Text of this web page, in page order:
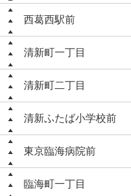
西葛西駅前
清新町一丁目
清新町二丁目
清新ふたば小学校前
東京臨海病院前
臨海町一丁目